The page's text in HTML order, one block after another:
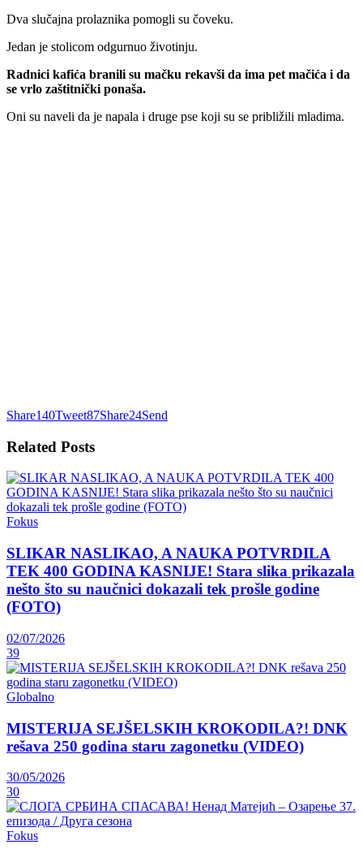
Dva slučajna prolaznika pomogli su čoveku.
Jedan je stolicom odgurnuo životinju.
Radnici kafića branili su mačku rekavši da ima pet mačića i da
se vrlo zaštitnički ponaša.
Oni su naveli da je napala i druge pse koji su se približili mladima.
Share140Tweet87Share24Send
Related Posts
Fokus
SLIKAR NASLIKAO, A NAUKA POTVRDILA
TEK 400 GODINA KASNIJE! Stara slika prikazala
nešto što su naučnici dokazali tek prošle godine
(FOTO)
02/07/2026
39
Globalno
MISTERIJA SEJŠELSKIH KROKODILA?! DNK
rešava 250 godina staru zagonetku (VIDEO)
30/05/2026
30
Fokus